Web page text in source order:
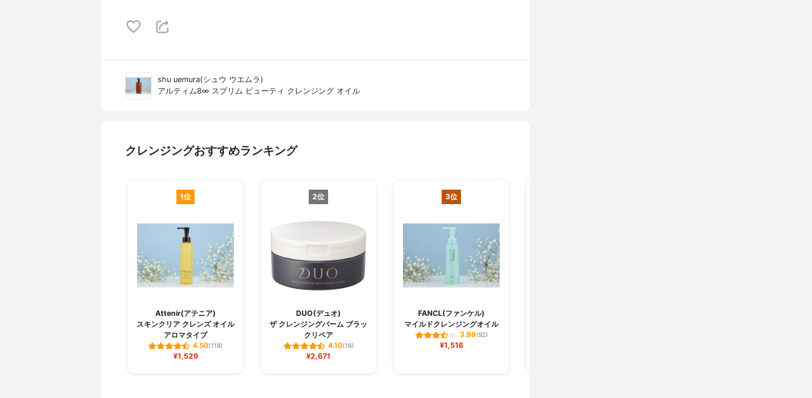
shu uemura(シュウ ウエムラ)
アルティム8∞ スブリム ビューティ クレンジング オイル
クレンジングおすすめランキング
1位
Attenir(アテニア)
スキンクリア クレンズ オイル
アロマタイプ
4.50(118)
¥1,529
2位
DUO(デュオ)
ザ クレンジングバーム ブラッ
クリペア
4.10(16)
¥2,671
3位
FANCL(ファンケル)
マイルドクレンジングオイル
3.99(92)
¥1,516